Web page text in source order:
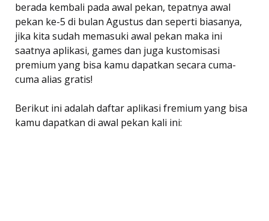
berada kembali pada awal pekan, tepatnya awal
pekan ke-5 di bulan Agustus dan seperti biasanya,
jika kita sudah memasuki awal pekan maka ini
saatnya aplikasi, games dan juga kustomisasi
premium yang bisa kamu dapatkan secara cuma-
cuma alias gratis!
Berikut ini adalah daftar aplikasi fremium yang bisa
kamu dapatkan di awal pekan kali ini: